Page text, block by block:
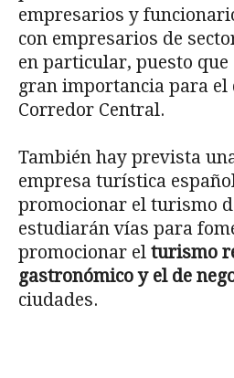
empresarios y
con empresarios de
en particular, puesto que
gran importancia para el
Corredor Central.
También hay prevista
empresa turística
promocionar el turismo
estudiarán vías para
promocionar el turismo
gastronómico y el de
ciudades.